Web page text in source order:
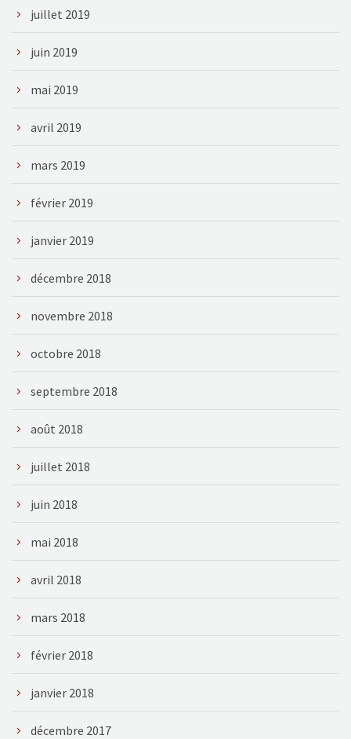
juillet 2019
juin 2019
mai 2019
avril 2019
mars 2019
février 2019
janvier 2019
décembre 2018
novembre 2018
octobre 2018
septembre 2018
août 2018
juillet 2018
juin 2018
mai 2018
avril 2018
mars 2018
février 2018
janvier 2018
décembre 2017